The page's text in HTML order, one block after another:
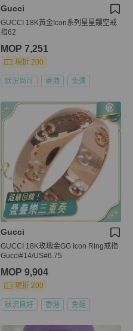
Gucci
GUCCI 18K黃金Icon系列星星鏤空戒
指62
MOP 7,251
現折 200
狀況尚可 香港 免運
Gucci
GUCCI 18K玫瑰金GG Icon Ring戒指
Gucci#14/US#6.75
MOP 9,904
現折 200
狀況良好 香港 免運